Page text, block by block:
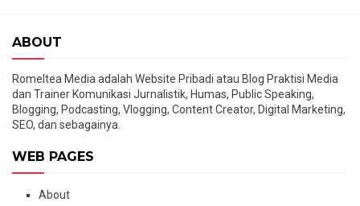
ABOUT
Romeltea Media adalah Website Pribadi atau Blog Praktisi Media
dan Trainer Komunikasi Jurnalistik, Humas, Public Speaking,
Blogging, Podcasting, Vlogging, Content Creator, Digital Marketing,
SEO, dan sebagainya.
WEB PAGES
About